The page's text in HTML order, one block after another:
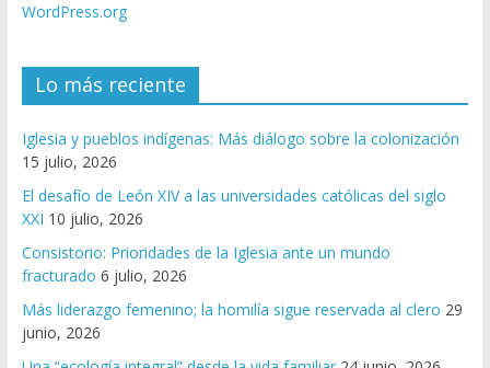
WordPress.org
Lo más reciente
Iglesia y pueblos indígenas: Más diálogo sobre la colonización
15 julio, 2026
El desafío de León XIV a las universidades católicas del siglo
XXI 10 julio, 2026
Consistorio: Prioridades de la Iglesia ante un mundo
fracturado 6 julio, 2026
Más liderazgo femenino; la homilía sigue reservada al clero 29
junio, 2026